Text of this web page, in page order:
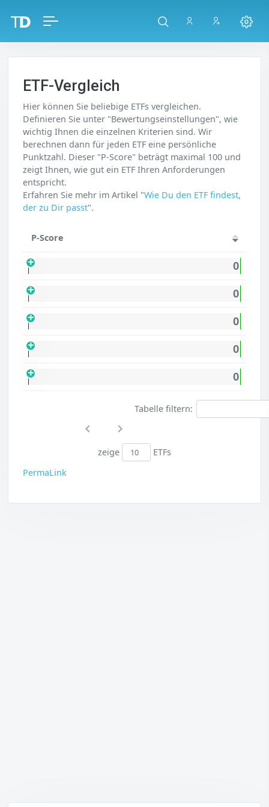
ETF-Vergleich
Hier können Sie beliebige ETFs vergleichen.
Definieren Sie unter "Bewertungseinstellungen", wie
wichtig Ihnen die einzelnen Kriterien sind. Wir
berechnen dann für jeden ETF eine persönliche
Punktzahl. Dieser "P-Score" beträgt maximal 100 und
zeigt Ihnen, wie gut ein ETF Ihren Anforderungen
entspricht.
Erfahren Sie mehr im Artikel "Wie Du den ETF findest,
der zu Dir passt".
P-Score
0
0
0
0
0
Tabelle filtern:
zeige
ETFs
PermaLink